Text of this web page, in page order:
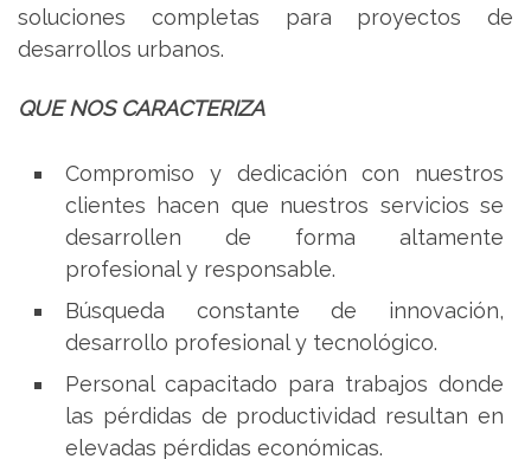
soluciones completas para proyectos de
desarrollos urbanos.
QUE NOS CARACTERIZA
Compromiso y dedicación con nuestros
clientes hacen que nuestros servicios se
desarrollen de forma altamente
profesional y responsable.
Búsqueda constante de innovación,
desarrollo profesional y tecnológico.
Personal capacitado para trabajos donde
las pérdidas de productividad resultan en
elevadas pérdidas económicas.